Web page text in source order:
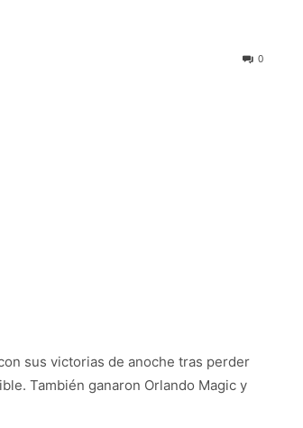
0
sus victorias de anoche tras perder
También ganaron Orlando Magic y